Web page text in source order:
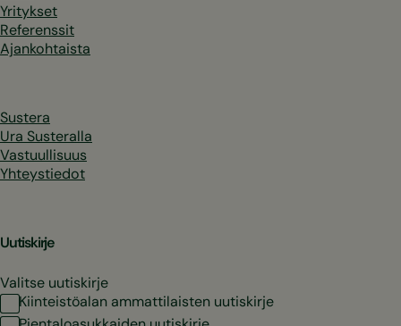
Yritykset
Referenssit
Ajankohtaista
Sustera
Ura Susteralla
Vastuullisuus
Yhteystiedot
Uutiskirje
Valitse uutiskirje
Kiinteistöalan ammattilaisten uutiskirje